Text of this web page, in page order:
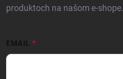
produktoch na našom e-shope.
EMAIL